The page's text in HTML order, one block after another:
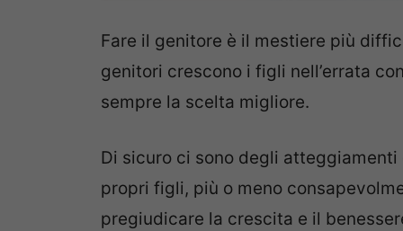
Fare il genitore è il mestiere più
genitori crescono i figli nell’errata
sempre la scelta migliore.
Di sicuro ci sono degli
propri figli, più o meno
pregiudicare la crescita e il